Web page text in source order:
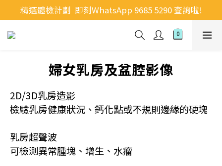
精選體檢計劃  即刻WhatsApp 9685 5290 查詢啦!
婦女乳房及盆腔影像
2D/3D乳房造影
檢驗乳房健康狀況、鈣化點或不規則邊緣的硬塊
乳房超聲波
可檢測異常腫塊、增生、水瘤